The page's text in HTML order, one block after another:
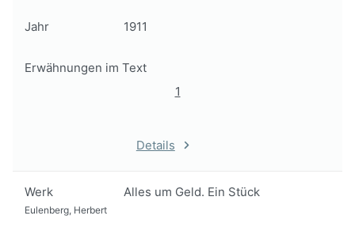
Jahr 1911
Erwähnungen im Text
1
Details
Werk Alles um Geld. Ein Stück
Eulenberg, Herbert